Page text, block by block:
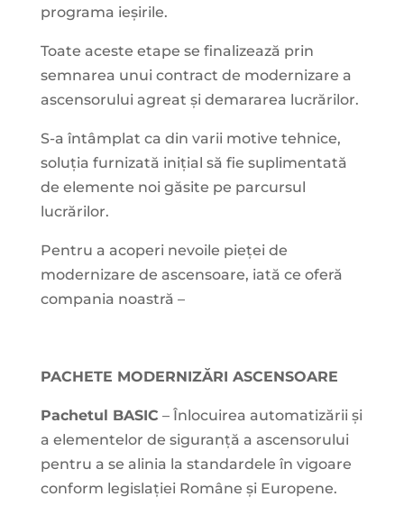
programa ieșirile.
Toate aceste etape se finalizează prin
semnarea unui contract de modernizare a
ascensorului agreat și demararea lucrărilor.
S-a întâmplat ca din varii motive tehnice,
soluția furnizată inițial să fie suplimentată
de elemente noi găsite pe parcursul
lucrărilor.
Pentru a acoperi nevoile pieței de
modernizare de ascensoare, iată ce oferă
compania noastră –
PACHETE MODERNIZĂRI ASCENSOARE
Pachetul BASIC – Înlocuirea automatizării și
a elementelor de siguranță a ascensorului
pentru a se alinia la standardele în vigoare
conform legislației Române și Europene.